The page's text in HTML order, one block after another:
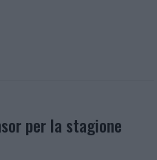
per la stagione